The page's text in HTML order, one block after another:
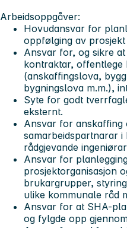
Arbeidsoppgåver:
Hovudansvar for
oppfølging av
Ansvar for, og sikre
kontraktar,
(anskaffingslova,
bygningslova m.m.),
Syte for godt
eksternt.
Ansvar for anskaffing
samarbeidspartnarar i
rådgjevande
Ansvar for
prosjektorganisasjon
brukargrupper,
ulike kommunale råd
Ansvar for at SHA-
og fylgde opp